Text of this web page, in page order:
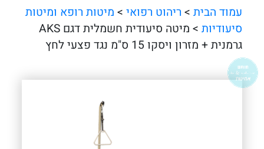
עמוד הבית > ריהוט רפואי > מיטות רופא ומיטות
סיעודיות
> מיטה סיעודית חשמלית דגם AKS
גרמנית + מזרון ויסקו 15 ס"מ נגד פצעי לחץ